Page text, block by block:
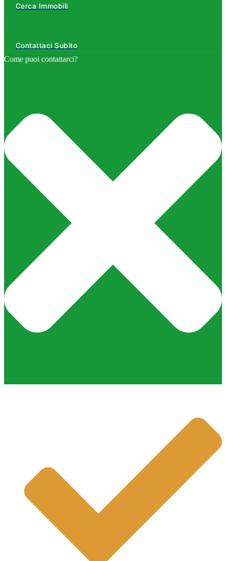
Cerca Immobili
Contattaci Subito
Come puoi contattarci?